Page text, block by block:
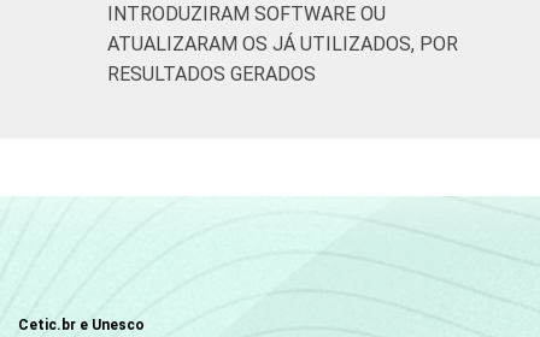
INTRODUZIRAM SOFTWARE OU
ATUALIZARAM OS JÁ UTILIZADOS, POR
RESULTADOS GERADOS
Cetic.br e Unesco